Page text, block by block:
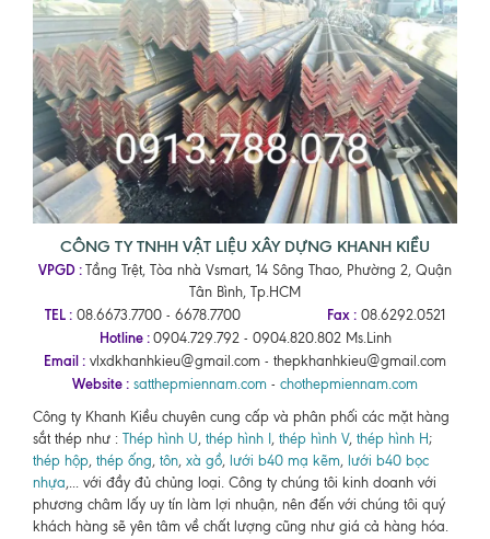
CÔNG TY TNHH VẬT LIỆU XÂY DỰNG KHANH KIỀU
VPGD : Tầng Trệt, Tòa nhà Vsmart, 14 Sông Thao, Phường 2, Quận
Tân Bình, Tp.HCM
TEL : 08.6673.7700 - 6678.7700 Fax : 08.6292.0521
Hotline : 0904.729.792 - 0904.820.802 Ms.Linh
Email : vlxdkhanhkieu@gmail.com - thepkhanhkieu@gmail.com
Website : satthepmiennam.com - chothepmiennam.com
Công ty Khanh Kiều chuyên cung cấp và phân phối các mặt hàng
sắt thép như : Thép hình U, thép hình I , thép hình V, thép hình H;
thép hộp, thép ống, tôn, xà gồ, lưới b40 mạ kẽm, lưới b40 bọc
nhựa,... với đầy đủ chủng loại. Công ty chúng tôi kinh doanh với
phương châm lấy uy tín làm lợi nhuận, nên đến với chúng tôi quý
khách hàng sẽ yên tâm về chất lượng cũng như giá cả hàng hóa.